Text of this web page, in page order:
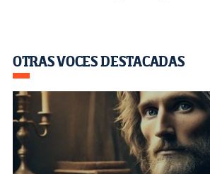
OTRAS VOCES DESTACADAS